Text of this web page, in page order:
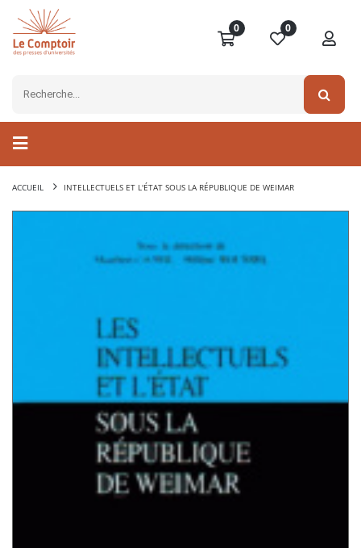
0 0
ACCUEIL INTELLECTUELS ET L'ÉTAT SOUS LA RÉPUBLIQUE DE WEIMAR